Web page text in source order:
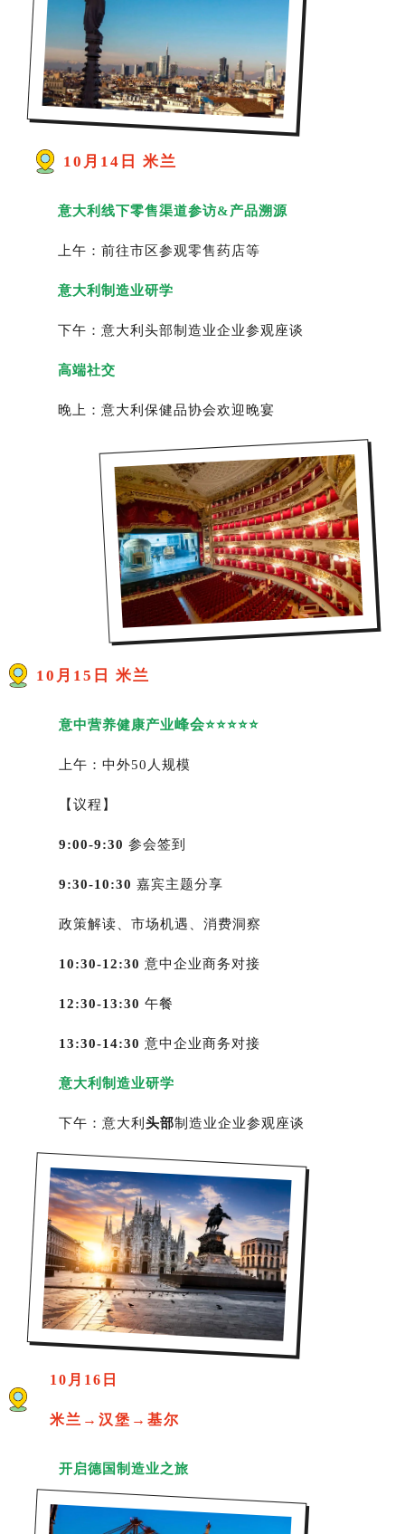
10月14日 米兰
意大利线下零售渠道参访&产品溯源
上午：前往市区参观零售药店等
意大利制造业研学
下午：意大利头部制造业企业参观座谈
高端社交
晚上：意大利保健品协会欢迎晚宴
10月15日 米兰
意中营养健康产业峰会⭐⭐⭐⭐⭐
上午：中外50人规模
【议程】
9:00-9:30 参会签到
9:30-10:30 嘉宾主题分享
政策解读、市场机遇、消费洞察
10:30-12:30 意中企业商务对接
12:30-13:30 午餐
13:30-14:30 意中企业商务对接
意大利制造业研学
下午：意大利 头部制造业企业参观座谈
10月16日
米兰→汉堡→基尔
开启德国制造业之旅